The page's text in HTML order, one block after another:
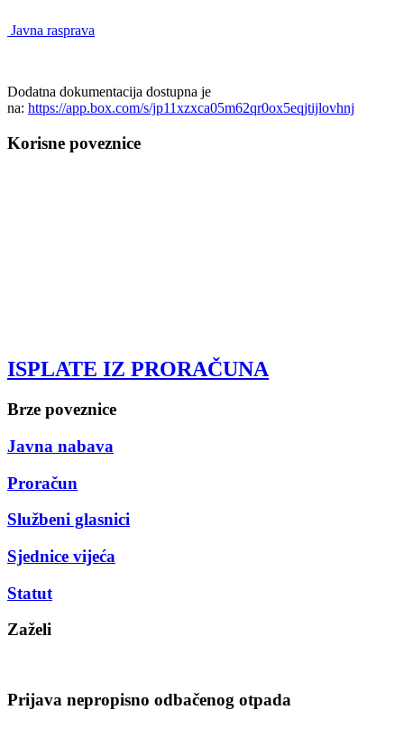
Javna rasprava
Dodatna dokumentacija dostupna je
na: https://app.box.com/s/jp11xzxca05m62qr0ox5eqjtijlovhnj
Korisne poveznice
ISPLATE IZ PRORAČUNA
Brze poveznice
Javna nabava
Proračun
Službeni glasnici
Sjednice vijeća
Statut
Zaželi
Prijava nepropisno odbačenog otpada